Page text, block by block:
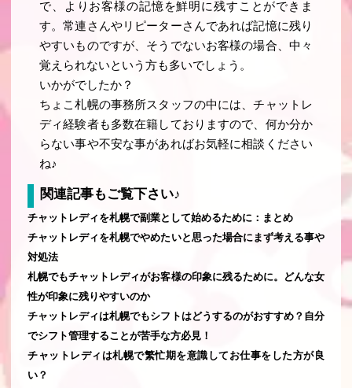
で、よりお客様の記憶を鮮明に残すことができま
す。常連さんやリピーターさんであれば記憶に残り
やすいものですが、そうでないお客様の場合、中々
覚えられないという方も多いでしょう。
いかがでしたか？
ちょこ札幌の事務所スタッフの中には、チャットレ
ディ経験者も多数在籍しておりますので、何か分か
らない事や不安な事があればお気軽に相談ください
ね♪
関連記事もご覧下さい♪
チャットレディを札幌で副業として始めるために：まとめ
チャットレディを札幌でやめたいと思った場合にまず考える事や
対処法
札幌でもチャットレディがお客様の印象に残るために。どんな女
性が印象に残りやすいのか
チャットレディは札幌でもシフトはどうするのがおすすめ？自分
でシフト管理することが苦手な方必見！
チャットレディは札幌で繁忙期を意識してお仕事をした方が良
い？